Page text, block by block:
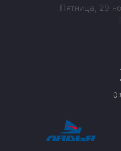
Пятница, 29